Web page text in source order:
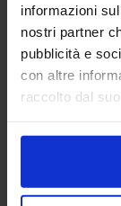
informazioni
nostri partner
pubblicità e
con altre
raccolto dal
Nata a Torino